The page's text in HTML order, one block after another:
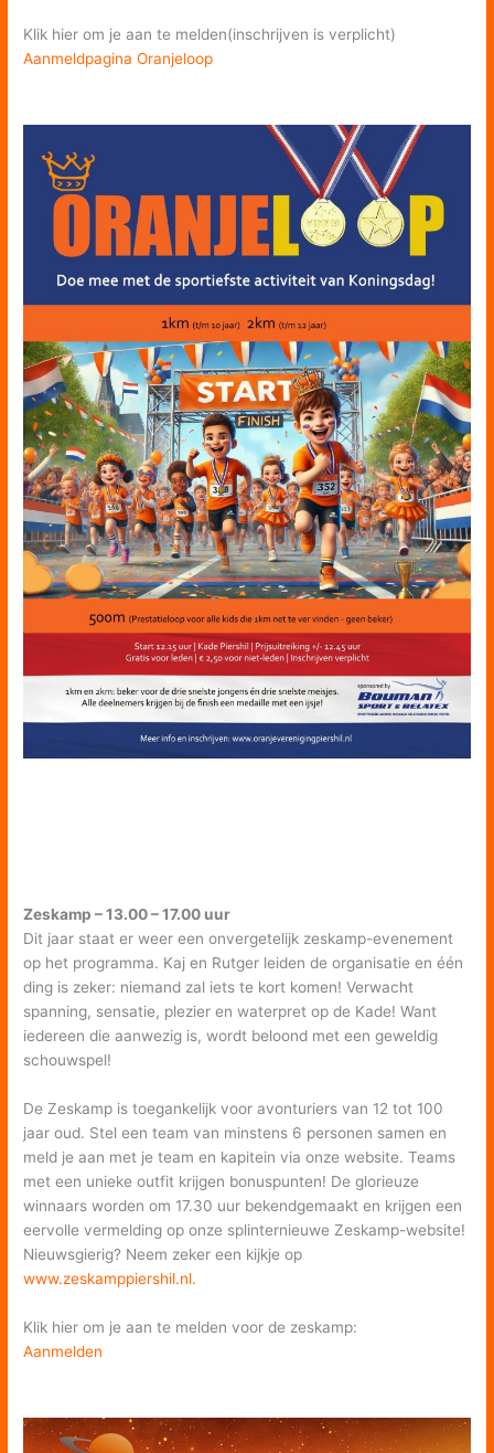
Klik hier om je aan te melden(inschrijven is verplicht)
Aanmeldpagina Oranjeloop
Zeskamp – 13.00 – 17.00 uur
Dit jaar staat er weer een onvergetelijk zeskamp-evenement
op het programma. Kaj en Rutger leiden de organisatie en één
ding is zeker: niemand zal iets te kort komen! Verwacht
spanning, sensatie, plezier en waterpret op de Kade! Want
iedereen die aanwezig is, wordt beloond met een geweldig
schouwspel!
De Zeskamp is toegankelijk voor avonturiers van 12 tot 100
jaar oud. Stel een team van minstens 6 personen samen en
meld je aan met je team en kapitein via onze website. Teams
met een unieke outfit krijgen bonuspunten! De glorieuze
winnaars worden om 17.30 uur bekendgemaakt en krijgen een
eervolle vermelding op onze splinternieuwe Zeskamp-website!
Nieuwsgierig? Neem zeker een kijkje op
www.zeskamppiershil.nl.
Klik hier om je aan te melden voor de zeskamp:
Aanmelden